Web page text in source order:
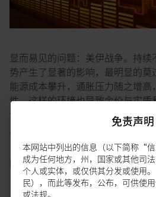
显而易见的问题：美伊战争。持
势产生了显著的影响，最明显的
能源成本攀升，通胀压力随之增
性。这样的环境也导致金价与实
浮现，令金价暂时承压。冲突爆发
月以美元计价下跌了约12%，创
现。
图1：伊朗战争后实际利率飙升；
免责声明
本网站中列出的信息（以下简称“
成为任何地方，州，国家或其他司
个人或实体，或仅供其分发或使用
民），而此等发布，公布，可供使
或法规。